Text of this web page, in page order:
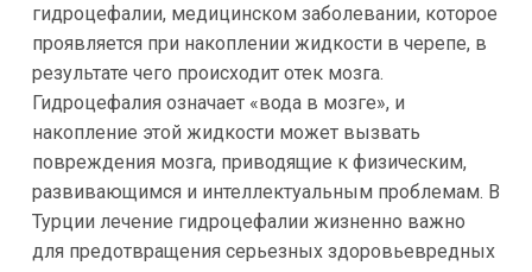
гидроцефалии, медицинском заболевании, которое
проявляется при накоплении жидкости в черепе, в
результате чего происходит отек мозга.
Гидроцефалия означает «вода в мозге», и
накопление этой жидкости может вызвать
повреждения мозга, приводящие к физическим,
развивающимся и интеллектуальным проблемам. В
Турции лечение гидроцефалии жизненно важно
для предотвращения серьезных здоровьевредных